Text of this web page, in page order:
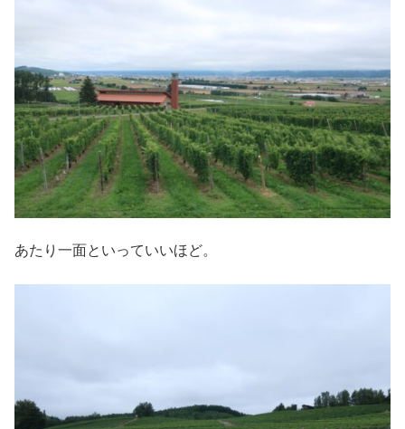
あたり一面といっていいほど。